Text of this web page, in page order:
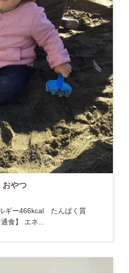
おやつ
ギー466kcal たんぱく質
食】 エネ...